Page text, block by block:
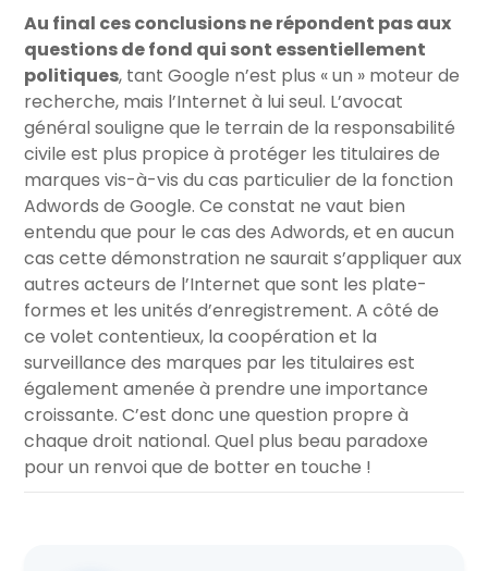
Au final ces conclusions ne répondent pas aux
questions de fond qui sont essentiellement
politiques, tant Google n’est plus « un » moteur de
recherche, mais l’Internet à lui seul. L’avocat
général souligne que le terrain de la responsabilité
civile est plus propice à protéger les titulaires de
marques vis-à-vis du cas particulier de la fonction
Adwords de Google. Ce constat ne vaut bien
entendu que pour le cas des Adwords, et en aucun
cas cette démonstration ne saurait s’appliquer aux
autres acteurs de l’Internet que sont les plate-
formes et les unités d’enregistrement. A côté de
ce volet contentieux, la coopération et la
surveillance des marques par les titulaires est
également amenée à prendre une importance
croissante. C’est donc une question propre à
chaque droit national. Quel plus beau paradoxe
pour un renvoi que de botter en touche !